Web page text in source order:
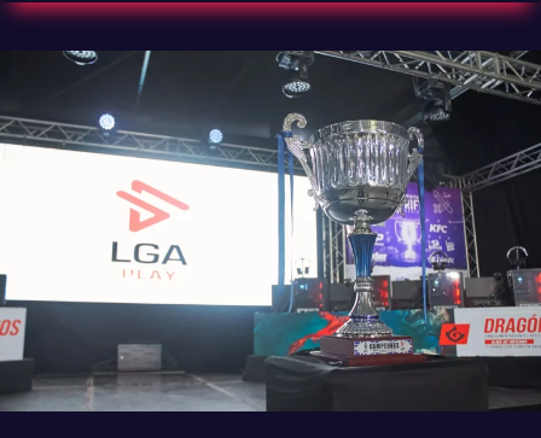
DE
LOS
EN
VENEZUELA:
CÓMO
JUGAR
AL
PRÓXIMO
GRAN
JUEGO